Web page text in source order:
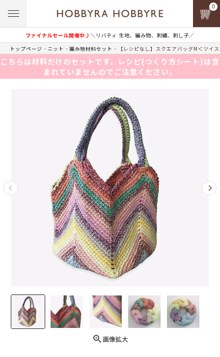
ファイナルセール開催中♪＼リバティ 生地、編み物、刺繍、刺し子／
0
トップページ ニット 編み物材料セット 【レシピなし】スクエアバッグM＜ツイ
こちらは材料だけのセットです。レシピ(つくり方シート)は含
まれていませんのでご注意ください。
画像拡大